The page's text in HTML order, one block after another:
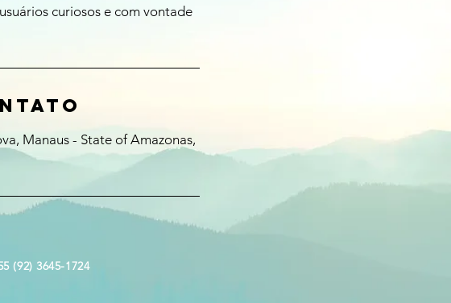
curiosos e com vontade
Manaus - State of Amazonas,
(92) 3645-1724